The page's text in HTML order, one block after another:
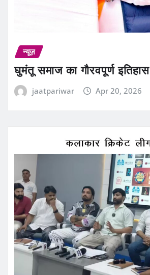
न्यूज़
घुमंतू समाज का गौरवपूर्ण इतिहास
jaatpariwar Apr 20, 2026